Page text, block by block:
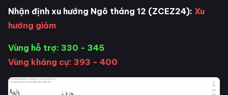
Nhận định xu hướng Ngô tháng 12 (ZCEZ24): Xu
hướng giảm
Vùng hỗ trợ: 330 - 345
Vùng kháng cự: 393 - 400